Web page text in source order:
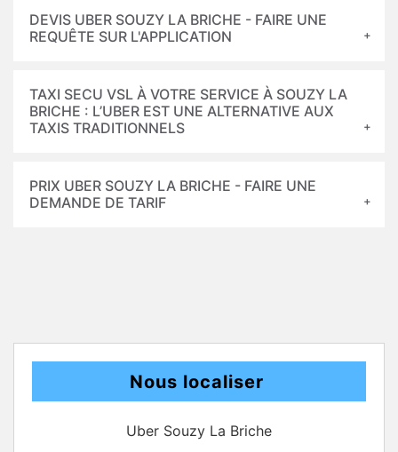
DEVIS UBER SOUZY LA BRICHE - FAIRE UNE
REQUÊTE SUR L'APPLICATION
TAXI SECU VSL À VOTRE SERVICE À SOUZY LA
BRICHE : L’UBER EST UNE ALTERNATIVE AUX
TAXIS TRADITIONNELS
PRIX UBER SOUZY LA BRICHE - FAIRE UNE
DEMANDE DE TARIF
Nous localiser
Uber Souzy La Briche